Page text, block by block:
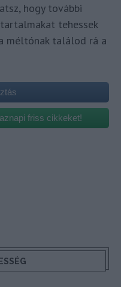
hogy további
tehessek
méltónak találod rá a
friss cikkeket!